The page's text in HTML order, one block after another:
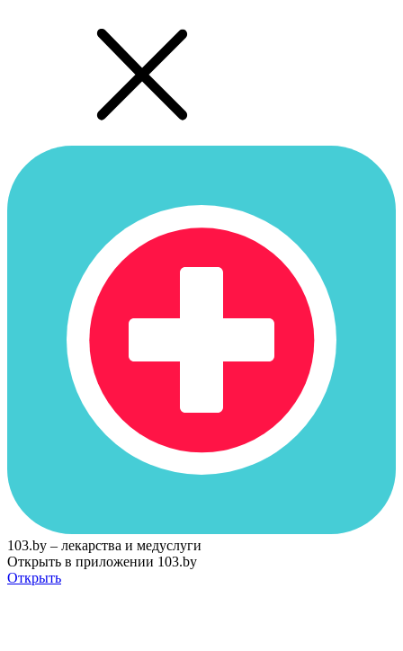
103.by – лекарства и медуслуги
Открыть в приложении 103.by
Открыть